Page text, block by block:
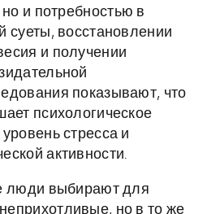
и потребностью в
суеты, восстановлении
и получении
показывают, что
психологическое
стресса и
активности.
люди выбирают для
но в то же